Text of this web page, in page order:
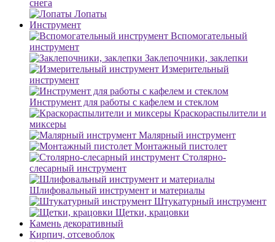
снега
Лопаты
Инструмент
Вспомогательный
инструмент
Заклепочники, заклепки
Измерительный
инструмент
Инструмент для работы с кафелем и стеклом
Краскораспылители и
миксеры
Малярный инструмент
Монтажный пистолет
Столярно-
слесарный инструмент
Шлифовальный инструмент и материалы
Штукатурный инструмент
Щетки, крацовки
Камень декоративный
Кирпич, отсевоблок